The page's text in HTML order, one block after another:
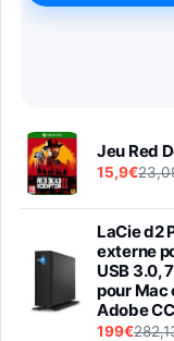
Jeu Red
15,9€
LaCie d2
externe
USB 3.0,
pour Mac
Adobe
199€